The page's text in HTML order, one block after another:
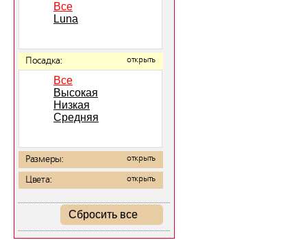
Все
Luna
Посадка: открыть
Все
Высокая
Низкая
Средняя
Размеры: открыть
Цвета: открыть
Сбросить все